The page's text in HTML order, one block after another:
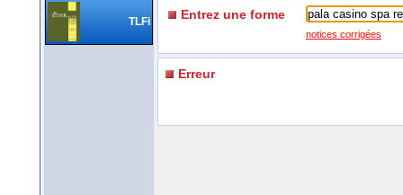
TLFi Entrez une forme
notices corrigées
Erreur